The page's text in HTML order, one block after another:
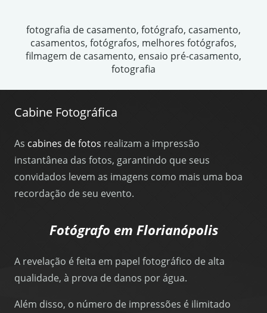
fotografia de casamento, fotógrafo, casamento,
casamentos, fotógrafos, melhores fotógrafos,
filmagem de casamento, ensaio pré-casamento,
fotografia
Cabine Fotográfica
As cabines de fotos realizam a impressão
instantânea das fotos, garantindo que seus
convidados levem as imagens como mais uma boa
recordação de seu evento.
Fotógrafo em Florianópolis
A revelação é feita em papel fotográfico de alta
qualidade, à prova de danos por água.
Além disso, o número de impressões é ilimitado